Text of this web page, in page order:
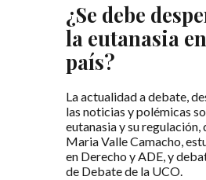
¿Se debe
la eutanasia
país?
La actualidad a debate,
las noticias y polémicas
eutanasia y su regulación,
Maria Valle Camacho,
en Derecho y ADE, y
de Debate de la UCO.